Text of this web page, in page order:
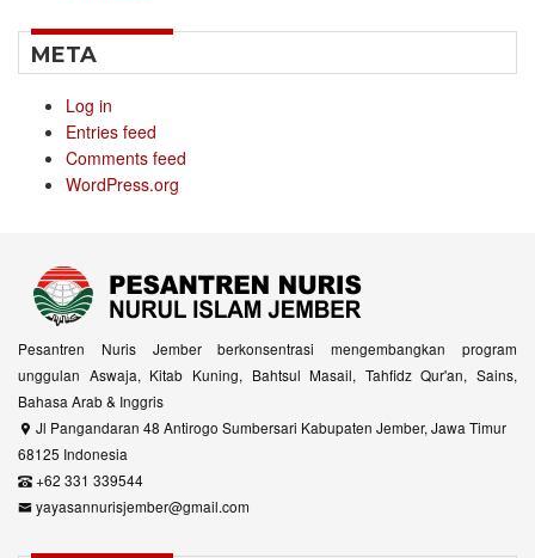
META
Log in
Entries feed
Comments feed
WordPress.org
Pesantren Nuris Jember berkonsentrasi mengembangkan program
unggulan Aswaja, Kitab Kuning, Bahtsul Masail, Tahfidz Qur'an, Sains,
Bahasa Arab & Inggris
Jl Pangandaran 48 Antirogo Sumbersari Kabupaten Jember, Jawa Timur
68125 Indonesia
+62 331 339544
yayasannurisjember@gmail.com